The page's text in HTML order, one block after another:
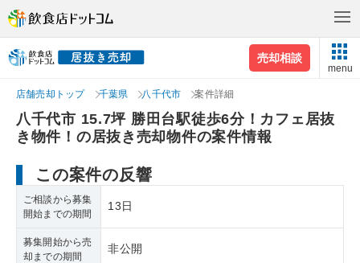
売却相談
menu
店舗売却トップ 千葉県 八千代市 案件詳細
八千代市 15.7坪 勝田台駅徒歩6分！カフェ居抜
き物件！の居抜き売却物件の案件情報
この案件の反響
ご相談から募集
開始までの期間
13日
募集開始から売
却までの期間
非公開